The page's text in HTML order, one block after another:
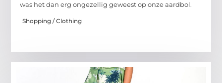
was het dan erg ongezellig geweest op onze aardbol.
Shopping / Clothing